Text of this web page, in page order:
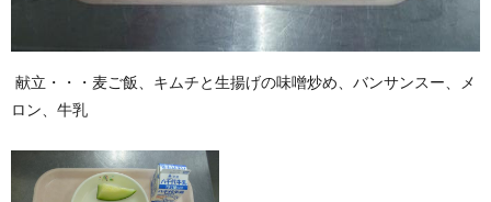
献立・・・麦ご飯、キムチと生揚げの味噌炒め、バンサンスー、メ
ロン、牛乳